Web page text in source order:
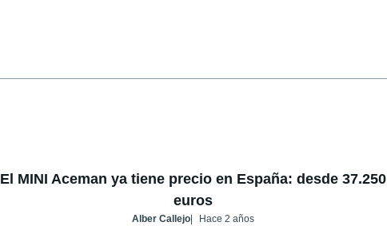
El MINI Aceman ya tiene precio en España: desde 37.250
euros
Alber Callejo Hace 2 años